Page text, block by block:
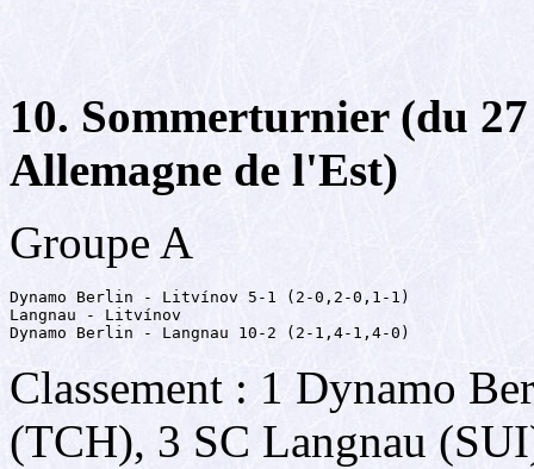
10. Sommerturnier (du
Allemagne de l'Est)
Groupe A
Dynamo Berlin - Litvínov 5-1 (2-0,2-0,1-1)
Langnau - Litvínov
Dynamo Berlin - Langnau 10-2 (2-1,4-1,4-0)
Classement : 1 Dynamo
(TCH), 3 SC Langnau